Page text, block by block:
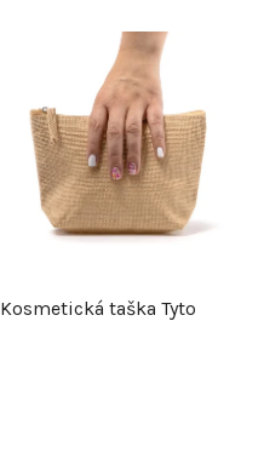
Kosmetická taška Tyto